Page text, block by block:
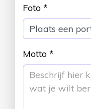
Foto *
Plaats een
Motto *